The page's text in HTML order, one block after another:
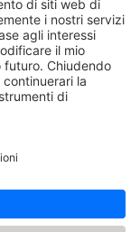
our
Milano
- 17:30
- 16:00